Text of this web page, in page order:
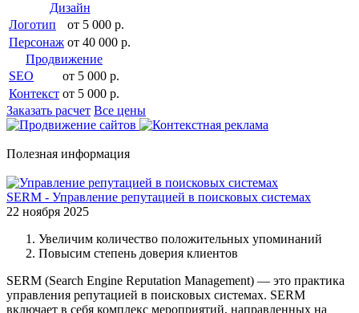
Дизайн
Логотип
от 5 000 р.
Персонаж от 40 000 р.
Продвижение
SEO
от 5 000 р.
Контекст от 5 000 р.
Заказать расчет Все цены
Полезная информация
SERM - Управление репутацией в поисковых системах
22 ноября 2025
Увеличим количество положительных упоминаний
Повысим степень доверия клиентов
SERM (Search Engine Reputation Management) — это практика
управления репутацией в поисковых системах. SERM
включает в себя комплекс мероприятий, направленных на